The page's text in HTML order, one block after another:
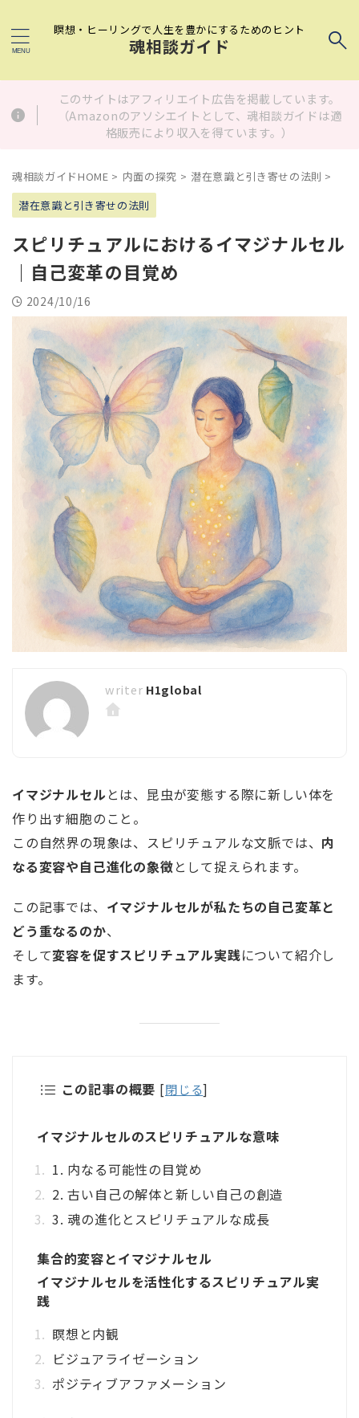
瞑想・ヒーリングで人生を豊かにするためのヒント
魂相談ガイド
このサイトはアフィリエイト広告を掲載しています。
（Amazonのアソシエイトとして、魂相談ガイドは適
格販売により収入を得ています。）
魂相談ガイドHOME > 内面の探究 > 潜在意識と引き寄せの法則 >
潜在意識と引き寄せの法則
スピリチュアルにおけるイマジナルセル
｜自己変革の目覚め
2024/10/16
H1global
イマジナルセル とは、昆虫が変態する際に新しい体を
作り出す細胞のこと。
この自然界の現象は、スピリチュアルな文脈では、 内
なる変容や自己進化の象徴として捉えられます。
この記事では、 イマジナルセルが私たちの自己変革と
どう重なるのか、
そして変容を促すスピリチュアル実践について紹介し
ます。
この記事の概要 [閉じる]
イマジナルセルのスピリチュアルな意味
1. 内なる可能性の目覚め
2. 古い自己の解体と新しい自己の創造
3. 魂の進化とスピリチュアルな成長
集合的変容とイマジナルセル
イマジナルセルを活性化するスピリチュアル実
践
瞑想と内観
ビジュアライゼーション
ポジティブアファメーション